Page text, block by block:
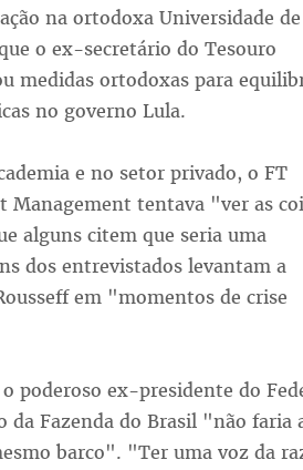
na ortodoxa Universidade de
o ex-secretário do Tesouro
medidas ortodoxas para
no governo Lula.
e no setor privado, o FT
Management tentava "ver as
alguns citem que seria uma
dos entrevistados levantam a
em "momentos de crise
poderoso ex-presidente do
da Fazenda do Brasil "não faria
barco". "Ter uma voz da